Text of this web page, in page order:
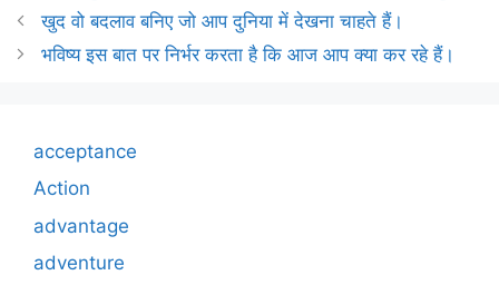
खुद वो बदलाव बनिए जो आप दुनिया में देखना चाहते हैं।
भविष्य इस बात पर निर्भर करता है कि आज आप क्या कर रहे हैं।
acceptance
Action
advantage
adventure